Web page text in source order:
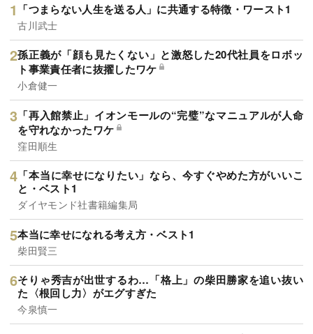
「つまらない人生を送る人」に共通する特徴・ワースト1
古川武士
孫正義が「顔も見たくない」と激怒した20代社員をロボッ
ト事業責任者に抜擢したワケ
小倉健一
「再入館禁止」イオンモールの“完璧”なマニュアルが人命
を守れなかったワケ
窪田順生
「本当に幸せになりたい」なら、今すぐやめた方がいいこ
と・ベスト1
ダイヤモンド社書籍編集局
本当に幸せになれる考え方・ベスト1
柴田賢三
そりゃ秀吉が出世するわ…「格上」の柴田勝家を追い抜い
た〈根回し力〉がエグすぎた
今泉慎一